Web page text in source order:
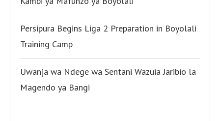
Persipura Begins Liga 2 Preparation in Boyolali
Training Camp
Uwanja wa Ndege wa Sentani Wazuia Jaribio la
Magendo ya Bangi